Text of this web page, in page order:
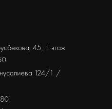
45, 1 этаж
124/1 /